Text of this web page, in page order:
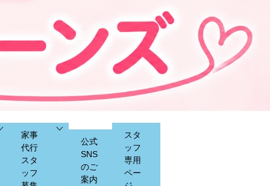
家事
代行
スタ
ッフ
公式
SNS
のご
案内
スタ
ッフ
専用
ペー